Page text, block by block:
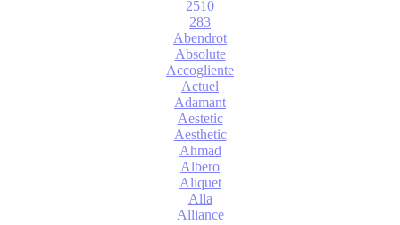
2510
283
Abendrot
Absolute
Accogliente
Actuel
Adamant
Aestetic
Aesthetic
Ahmad
Albero
Aliquet
Alla
Alliance